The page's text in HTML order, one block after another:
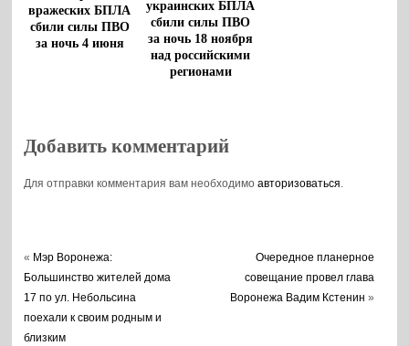
вражеских БПЛА
сбили силы ПВО
за ночь 4 июня
украинских БПЛА
сбили силы ПВО
за ночь 18 ноября
над российскими
регионами
Добавить комментарий
Для отправки комментария вам необходимоавторизоваться.
« Мэр Воронежа:
Большинство жителей дома
17 по ул. Небольсина
поехали к своим родным и
близким
Очередное планерное
совещание провел глава
Воронежа Вадим Кстенин »